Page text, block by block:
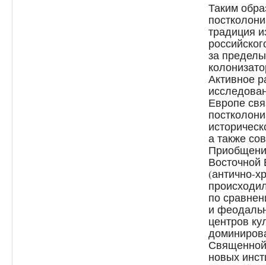
Таким
традиция
за
Активное
Европе
а также
(антично-
по
и
центров
новых